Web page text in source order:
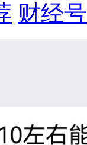
财经号